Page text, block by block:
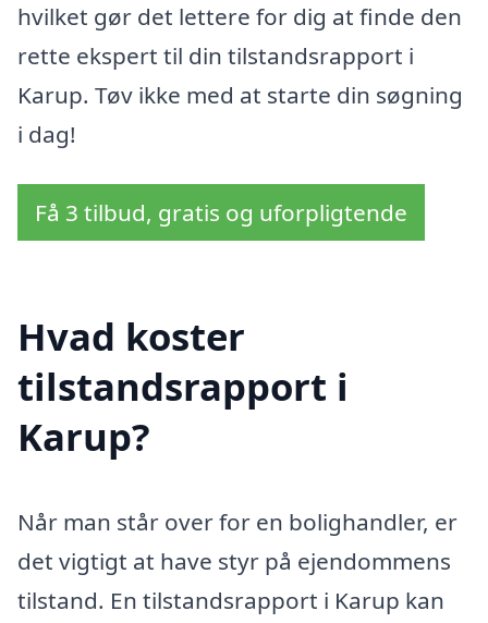
hvilket gør det lettere for dig at finde den
rette ekspert til din tilstandsrapport i
Karup. Tøv ikke med at starte din søgning
i dag!
Få 3 tilbud, gratis og uforpligtende
Hvad koster
tilstandsrapport i
Karup?
Når man står over for en bolighandler, er
det vigtigt at have styr på ejendommens
tilstand. En tilstandsrapport i Karup kan